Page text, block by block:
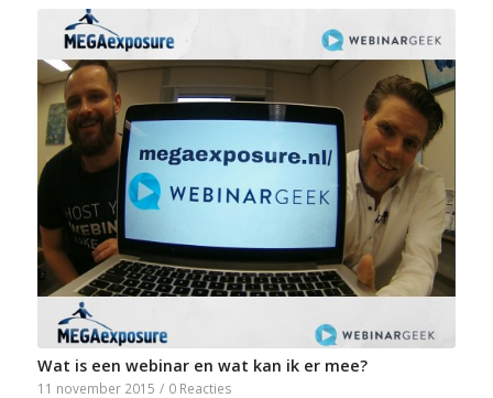
Wat is een webinar en wat kan ik er mee?
11 november 2015 / 0 Reacties